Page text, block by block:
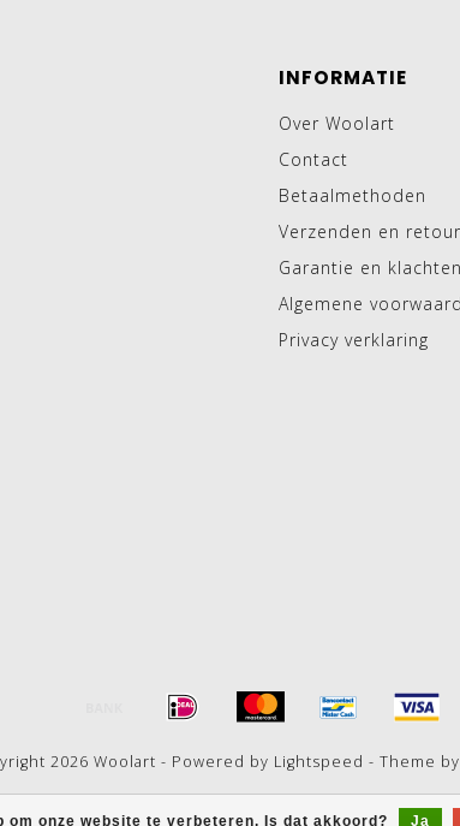
om onze website te verbeteren. Is dat akkoord? Ja
INFORMATIE
Over Woolart
Contact
Betaalmethoden
Verzenden en
Garantie en klachten
Algemene
Privacy verklaring
2026 Woolart - Powered by Lightspeed - Theme by